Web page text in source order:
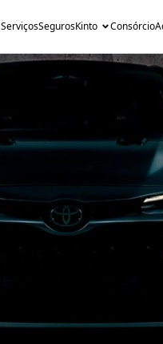
ServiçosSegurosKinto Consórcio